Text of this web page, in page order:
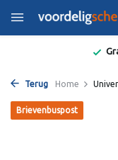
Terug Home
Brievenbuspost